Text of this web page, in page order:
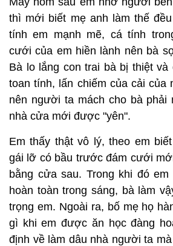
thì mới biết mẹ anh làm thế
tính em mạnh mẽ, cá tính
cưới của em hiền lành nên bà
Bà lo lắng con trai bà bị thiệt và
toan tính, lấn chiếm của cải của
nên người ta mách cho bà phải
nhà cửa mới được "yên".
Em thấy thật vô lý, theo em
gái lỡ có bầu trước đám cưới
bằng cửa sau. Trong khi đó
hoàn toàn trong sáng, bà làm
trọng em. Ngoài ra, bố mẹ họ
gì khi em được ăn học đàng
định về làm dâu nhà người ta